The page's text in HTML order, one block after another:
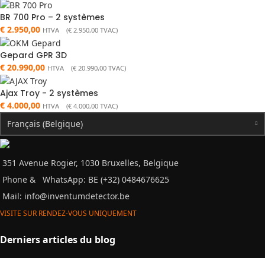
BR 700 Pro – 2 systèmes
€ 2.950,00 HTVA (€ 2.950,00 TVAC)
Gepard GPR 3D
€ 20.990,00 HTVA (€ 20.990,00 TVAC)
Ajax Troy - 2 systèmes
€ 4.000,00 HTVA (€ 4.000,00 TVAC)
Français (Belgique)
351 Avenue Rogier, 1030 Bruxelles, Belgique
Phone &
WhatsApp: BE (+32) 0484676625
Mail: info@inventumdetector.be
VISITE SUR RENDEZ-VOUS UNIQUEMENT
Derniers articles du blog